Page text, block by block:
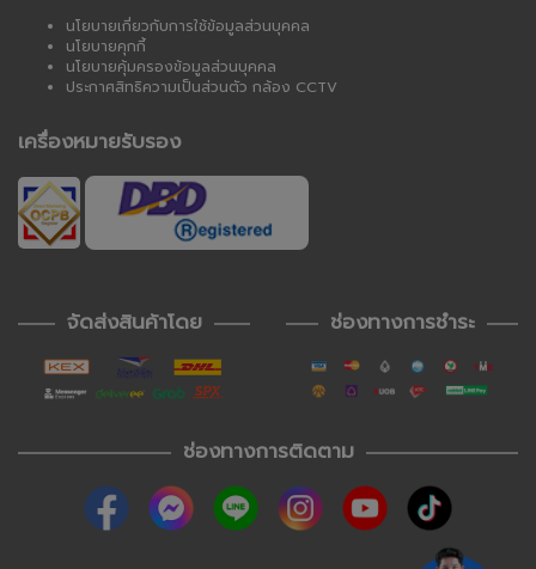
นโยบายเกี่ยวกับการใช้ข้อมูลส่วนบุคคล
นโยบายคุกกี้
นโยบายคุ้มครองข้อมูลส่วนบุคคล
ประกาศสิทธิความเป็นส่วนตัว กล้อง CCTV
เครื่องหมายรับรอง
จัดส่งสินค้าโดย ช่องทางการชำระ
ช่องทางการติดตาม